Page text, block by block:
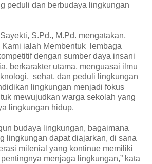
peduli dan berbudaya lingkungan
S.Pd., M.Pd. mengatakan,
ialah Membentuk lembaga
dengan sumber daya insani
berkarakter utama, menguasai ilmu
sehat, dan peduli lingkungan
lingkungan menjadi fokus
mewujudkan warga sekolah yang
lingkungan hidup.
budaya lingkungan, bagaimana
lingkungan dapat diajarkan, di sana
milenial yang kontinue memiliki
menjaga lingkungan,” kata